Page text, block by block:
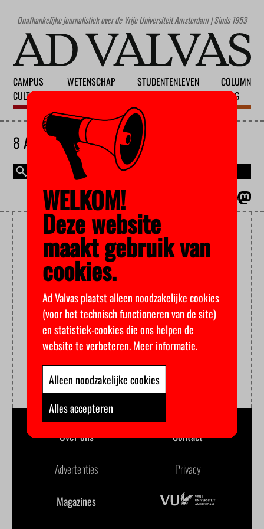
Onafhankelijke journalistiek over de Vrije Universiteit Amsterdam | Sinds 1953
CAMPUS
CULTUUR
WETENSCHAP
STUDENTENLEVEN
COLUMN
BLOG
8 AUGUSTUS 2026
LEENSTELSEL
Over ons Contact
Advertenties Privacy
Magazines
WELKOM!
Deze website
maakt gebruik van
cookies.
Ad Valvas plaatst alleen noodzakelijke cookies
(voor het technisch functioneren van de site)
en statistiek-cookies die ons helpen de
website te verbeteren.Meer informatie.
Alleen noodzakelijke cookies
Alles accepteren